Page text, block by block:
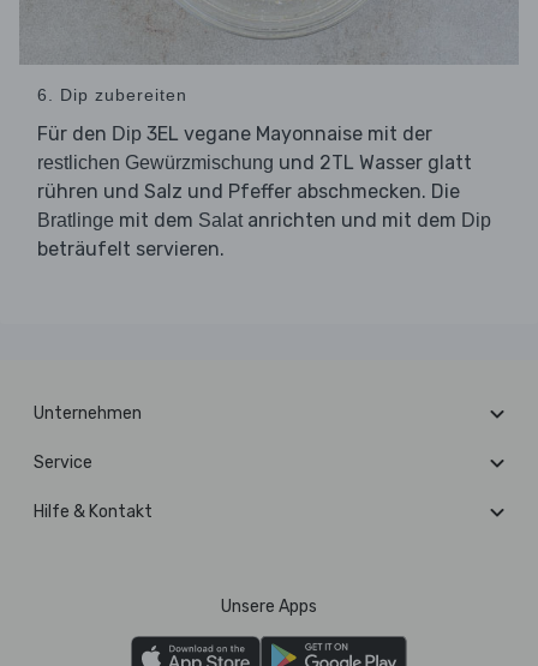
6. Dip zubereiten
Für den Dip 3EL vegane Mayonnaise mit der
restlichen Gewürzmischung und 2TL Wasser glatt
rühren und Salz und Pfeffer abschmecken. Die
Bratlinge mit dem Salatanrichten und mit dem Dip
beträufelt servieren.
Unternehmen
Service
Hilfe & Kontakt
Unsere Apps